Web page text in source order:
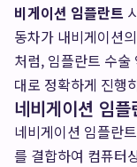
비게이션 임플란트
동차가 내비게이션
처럼, 임플란트 수
대로 정확하게 진행
네비게이션 임
네비게이션 임플란
를 결합하여 컴퓨터